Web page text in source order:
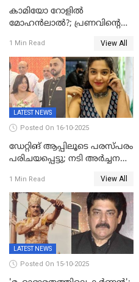
കാമിയോ റോളിൽ
മോഹൻലാൽ?; പ്രണവിന്റെ
പിന്നാലെ ഡിപി; ചർച്ചയായി
സോഷ്യൽ മീഡിയ ചിത്രങ്ങൾ
1 Min Read View All
LATEST NEWS
Posted On 16-10-2025
ഡേറ്റിങ് ആപ്പിലൂടെ പരസ്പരം
പരിചയപ്പെട്ടു; നടി അർച്ചന
1 Min Read View All
LATEST NEWS
Posted On 15-10-2025